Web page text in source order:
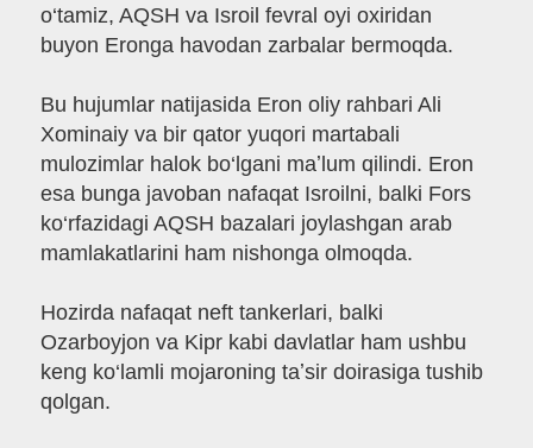
o‘tamiz, AQSH va Isroil fevral oyi oxiridan
buyon Eronga havodan zarbalar bermoqda.
Bu hujumlar natijasida Eron oliy rahbari Ali
Xominaiy va bir qator yuqori martabali
mulozimlar halok bo‘lgani maʼlum qilindi. Eron
esa bunga javoban nafaqat Isroilni, balki Fors
ko‘rfazidagi AQSH bazalari joylashgan arab
mamlakatlarini ham nishonga olmoqda.
Hozirda nafaqat neft tankerlari, balki
Ozarboyjon va Kipr kabi davlatlar ham ushbu
keng ko‘lamli mojaroning taʼsir doirasiga tushib
qolgan.